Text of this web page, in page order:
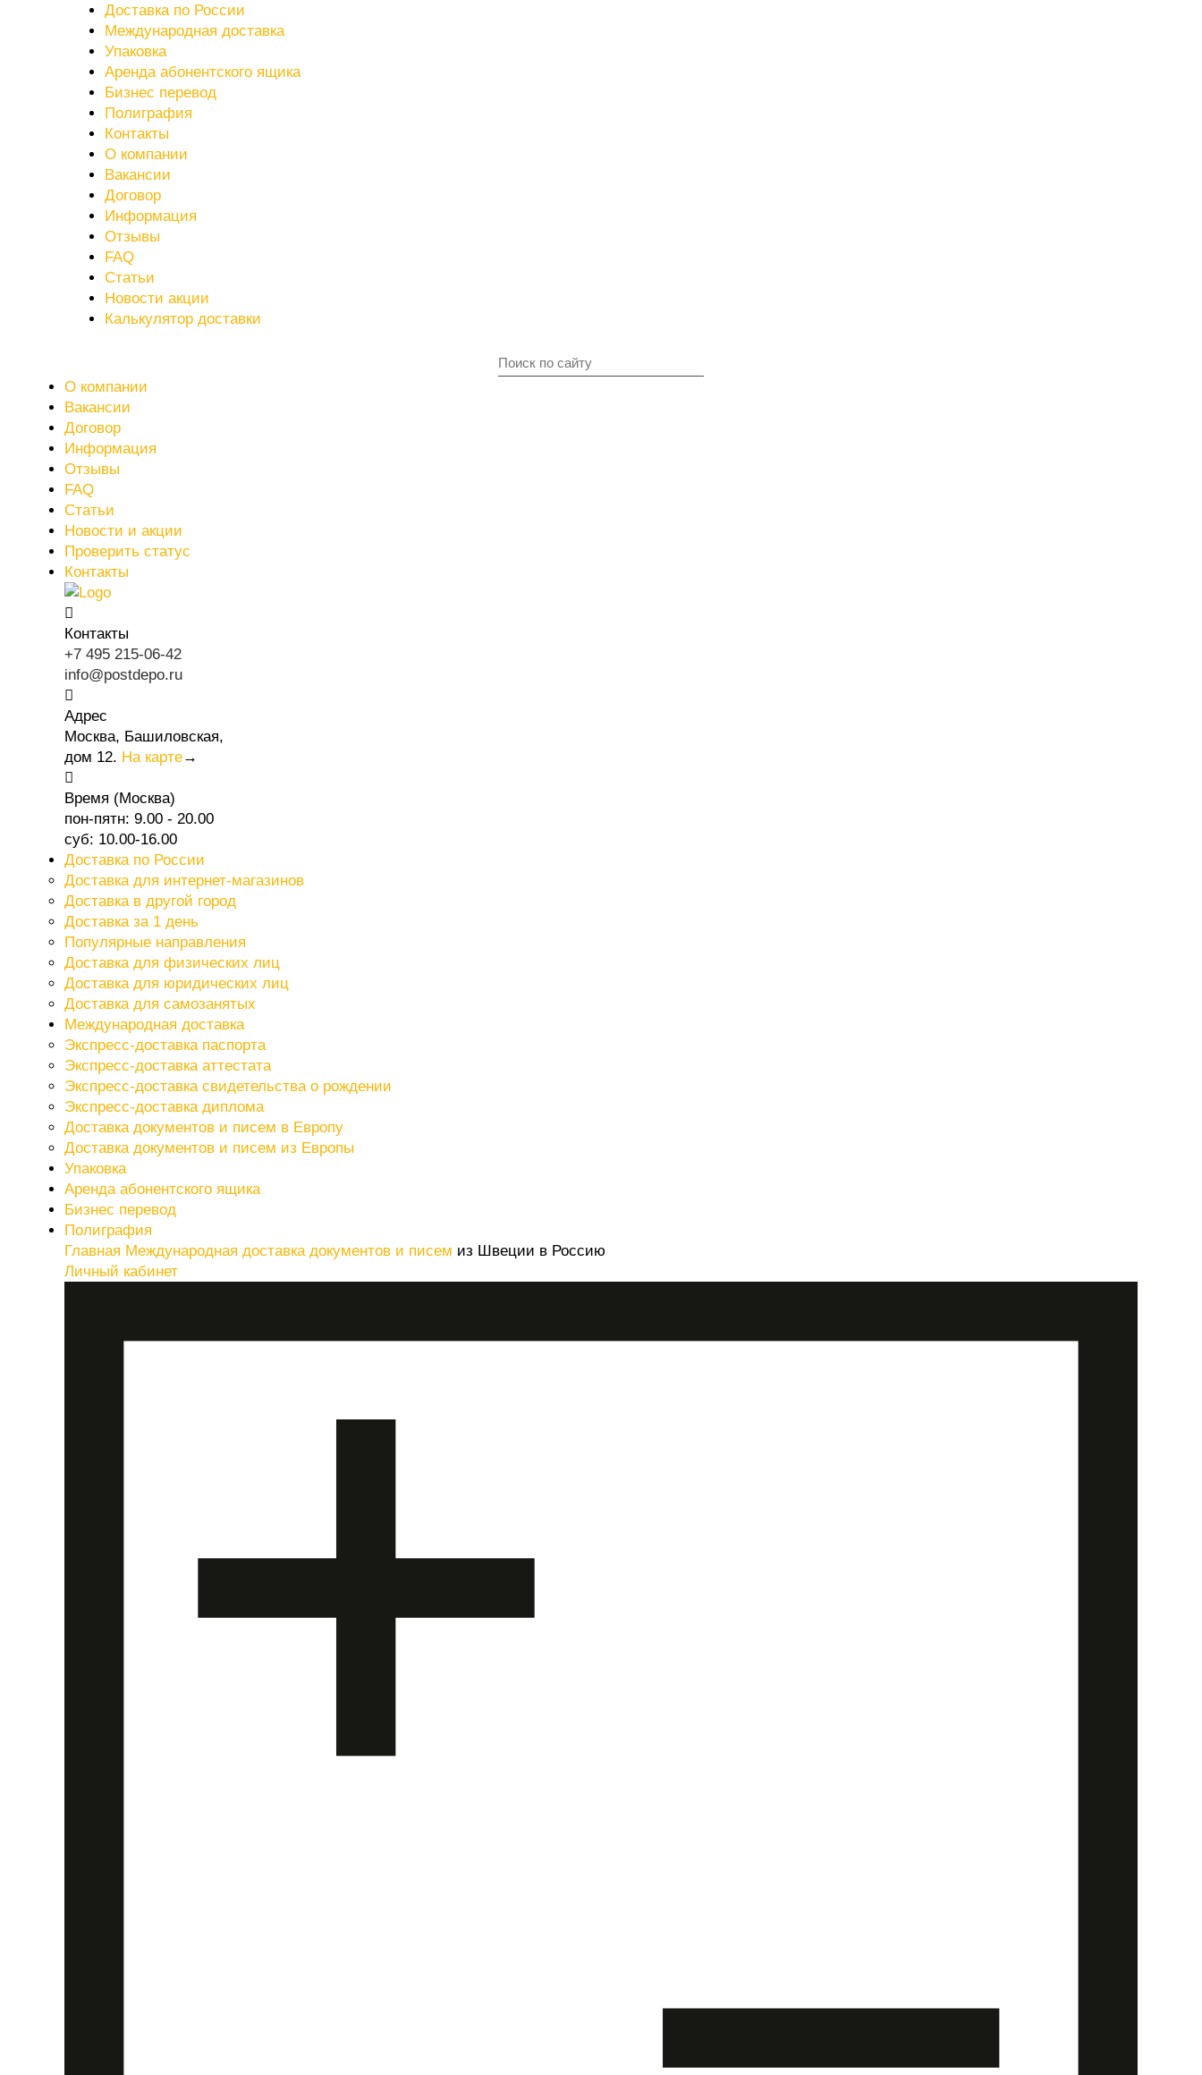
Доставка по России
Международная доставка
Упаковка
Аренда абонентского ящика
Бизнес перевод
Полиграфия
Контакты
О компании
Вакансии
Договор
Информация
Отзывы
FAQ
Статьи
Новости акции
Калькулятор доставки
О компании
Вакансии
Договор
Информация
Отзывы
FAQ
Статьи
Новости и акции
Проверить статус
Контакты
Контакты
+7 495 215-06-42
info@postdepo.ru
Адрес
Москва, Башиловская,
дом 12. На карте→
Время (Москва)
пон-пятн: 9.00 - 20.00
суб: 10.00-16.00
Доставка по России
Доставка для интернет-магазинов
Доставка в другой город
Доставка за 1 день
Популярные направления
Доставка для физических лиц
Доставка для юридических лиц
Доставка для самозанятых
Международная доставка
Экспресс-доставка паспорта
Экспресс-доставка аттестата
Экспресс-доставка свидетельства о рождении
Экспресс-доставка диплома
Доставка документов и писем в Европу
Доставка документов и писем из Европы
Упаковка
Аренда абонентского ящика
Бизнес перевод
Полиграфия
Главная Международная доставка документов и писем из Швеции в Россию
Личный кабинет